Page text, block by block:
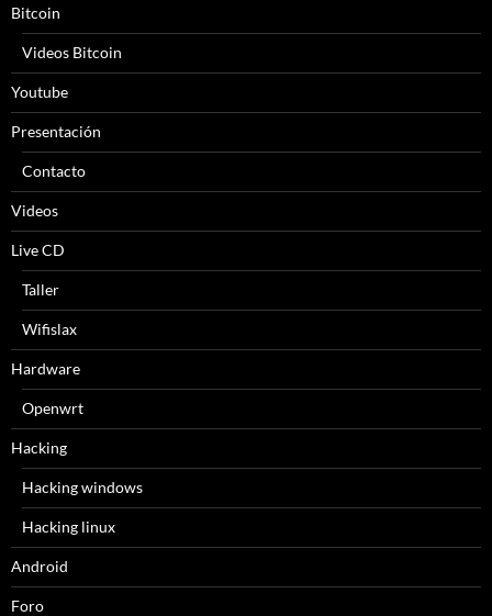
Bitcoin
Videos Bitcoin
Youtube
Presentación
Contacto
Videos
Live CD
Taller
Wifislax
Hardware
Openwrt
Hacking
Hacking windows
Hacking linux
Android
Foro